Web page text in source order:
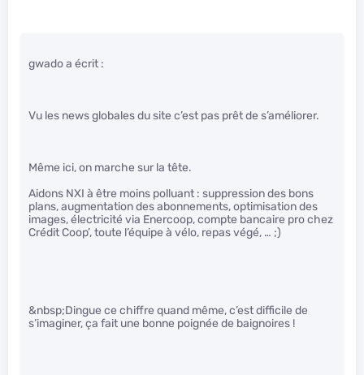
gwado a écrit :
Vu les news globales du site c’est pas prêt de s’améliorer.
Même ici, on marche sur la tête.
Aidons NXI à être moins polluant : suppression des bons
plans, augmentation des abonnements, optimisation des
images, électricité via Enercoop, compte bancaire pro chez
Crédit Coop’, toute l’équipe à vélo, repas végé, … ;)
&nbsp;Dingue ce chiffre quand même, c’est difficile de
s’imaginer, ça fait une bonne poignée de baignoires !